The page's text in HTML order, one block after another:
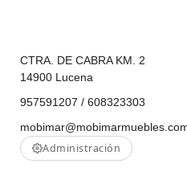
CTRA. DE CABRA KM. 2
14900 Lucena
957591207 / 608323303
Administración